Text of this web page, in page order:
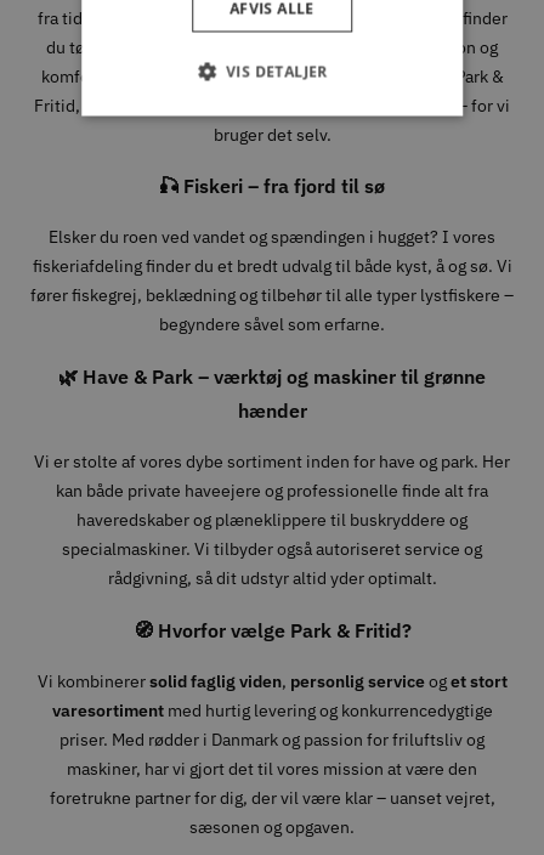
fra tidlige morgener i skoven til lange dage i fjeldet. Her finder
du tøj, sko og udstyr fra velkendte mærker, hvor funktion og
komfort går hånd i hånd. Når du handler jagtudstyr hos Park &
Fritid, handler du med folk, der forstår, hvad det kræver – for vi
bruger det selv.
🎣 Fiskeri – fra fjord til sø
Elsker du roen ved vandet og spændingen i hugget? I vores
fiskeriafdeling finder du et bredt udvalg til både kyst, å og sø. Vi
fører fiskegrej, beklædning og tilbehør til alle typer lystfiskere –
begyndere såvel som erfarne.
🌿 Have & Park – værktøj og maskiner til grønne
hænder
Vi er stolte af vores dybe sortiment inden for have og park. Her
kan både private haveejere og professionelle finde alt fra
haveredskaber og plæneklippere til buskryddere og
specialmaskiner. Vi tilbyder også autoriseret service og
rådgivning, så dit udstyr altid yder optimalt.
🧭 Hvorfor vælge Park & Fritid?
Vi kombinerersolid faglig viden, personlig serviceoget stort
varesortimentmed hurtig levering og konkurrencedygtige
priser. Med rødder i Danmark og passion for friluftsliv og
maskiner, har vi gjort det til vores mission at være den
foretrukne partner for dig, der vil være klar – uanset vejret,
sæsonen og opgaven.
AFVIS ALLE
VIS DETALJER